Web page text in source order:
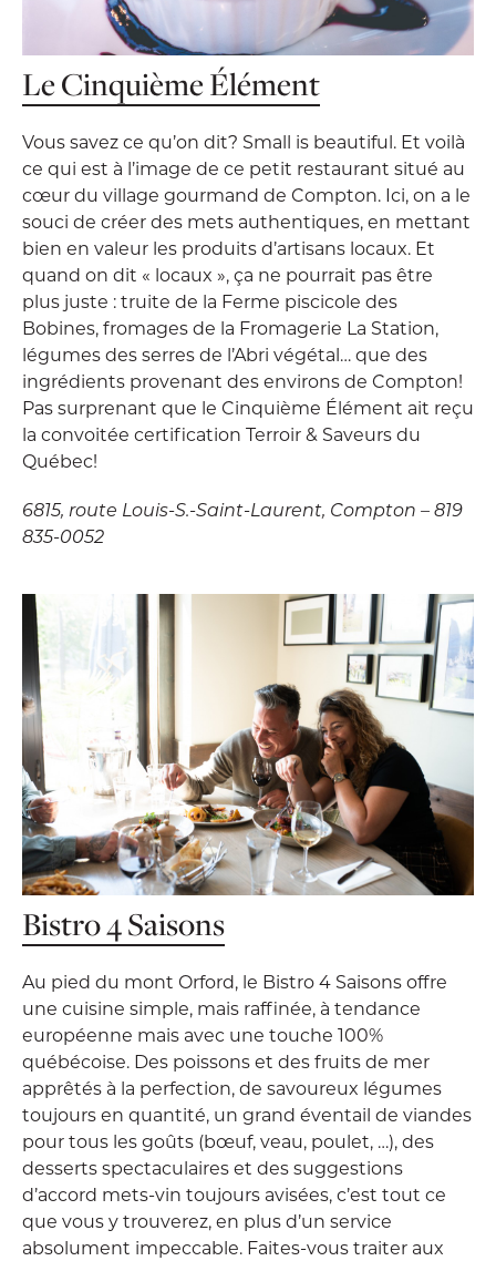
Le Cinquième Élément
Vous savez ce qu’on dit? Small is beautiful. Et voilà
ce qui est à l’image de ce petit restaurant situé au
cœur du village gourmand de Compton. Ici, on a le
souci de créer des mets authentiques, en mettant
bien en valeur les produits d’artisans locaux. Et
quand on dit « locaux », ça ne pourrait pas être
plus juste : truite de la Ferme piscicole des
Bobines, fromages de la Fromagerie La Station,
légumes des serres de l’Abri végétal… que des
ingrédients provenant des environs de Compton!
Pas surprenant que le Cinquième Élément ait reçu
la convoitée certification Terroir & Saveurs du
Québec!
6815, route Louis-S.-Saint-Laurent, Compton – 819
835-0052
Bistro 4 Saisons
Au pied du mont Orford, le Bistro 4 Saisons offre
une cuisine simple, mais raffinée, à tendance
européenne mais avec une touche 100%
québécoise. Des poissons et des fruits de mer
apprêtés à la perfection, de savoureux légumes
toujours en quantité, un grand éventail de viandes
pour tous les goûts (bœuf, veau, poulet, …), des
desserts spectaculaires et des suggestions
d’accord mets-vin toujours avisées, c’est tout ce
que vous y trouverez, en plus d’un service
absolument impeccable. Faites-vous traiter aux